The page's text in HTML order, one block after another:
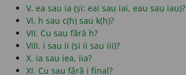
V. ea sau ia (și: eai sau iai, eau sau iau)?
VI. h sau c(h) sau k(h)?
VII. Cu sau fără h?
VIII. i sau ii (și ii sau iii)?
X. ia sau iea, iia?
XI. Cu sau fără i final?